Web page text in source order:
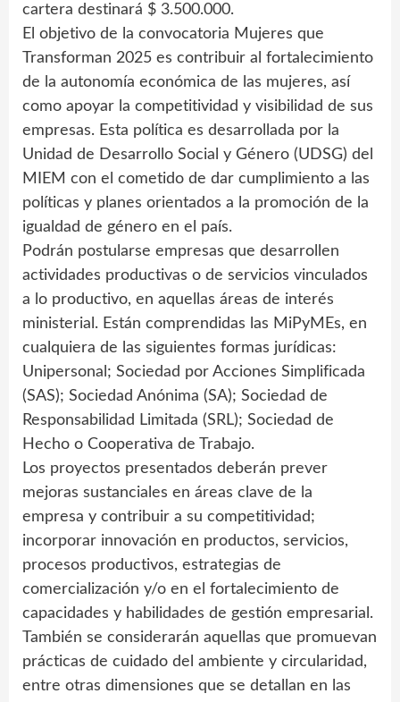
cartera destinará $ 3.500.000.
El objetivo de la convocatoria Mujeres que
Transforman 2025 es contribuir al fortalecimiento
de la autonomía económica de las mujeres, así
como apoyar la competitividad y visibilidad de sus
empresas. Esta política es desarrollada por la
Unidad de Desarrollo Social y Género (UDSG) del
MIEM con el cometido de dar cumplimiento a las
políticas y planes orientados a la promoción de la
igualdad de género en el país.
Podrán postularse empresas que desarrollen
actividades productivas o de servicios vinculados
a lo productivo, en aquellas áreas de interés
ministerial. Están comprendidas las MiPyMEs, en
cualquiera de las siguientes formas jurídicas:
Unipersonal; Sociedad por Acciones Simplificada
(SAS); Sociedad Anónima (SA); Sociedad de
Responsabilidad Limitada (SRL); Sociedad de
Hecho o Cooperativa de Trabajo.
Los proyectos presentados deberán prever
mejoras sustanciales en áreas clave de la
empresa y contribuir a su competitividad;
incorporar innovación en productos, servicios,
procesos productivos, estrategias de
comercialización y/o en el fortalecimiento de
capacidades y habilidades de gestión empresarial.
También se considerarán aquellas que promuevan
prácticas de cuidado del ambiente y circularidad,
entre otras dimensiones que se detallan en las